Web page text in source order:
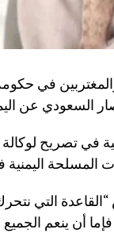
في
السعودي عن
تصريح لوكالة
المسلحة اليمنية
التي
أن ينعم الجميع